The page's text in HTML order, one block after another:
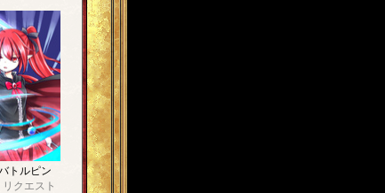
トルピン
リクエスト